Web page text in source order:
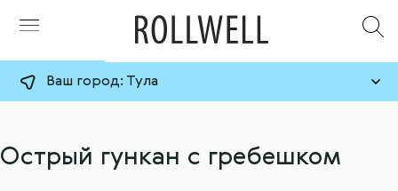
Ваш город: Тула
Острый гункан с гребешком